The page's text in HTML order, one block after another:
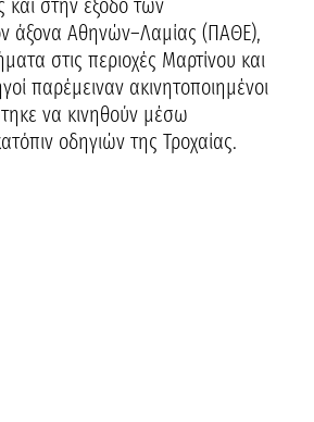
στην έξοδο των
άξονα Αθηνών–Λαμίας (ΠΑΘΕ),
στις περιοχές Μαρτίνου και
παρέμειναν ακινητοποιημένοι
να κινηθούν μέσω
οδηγιών της Τροχαίας.